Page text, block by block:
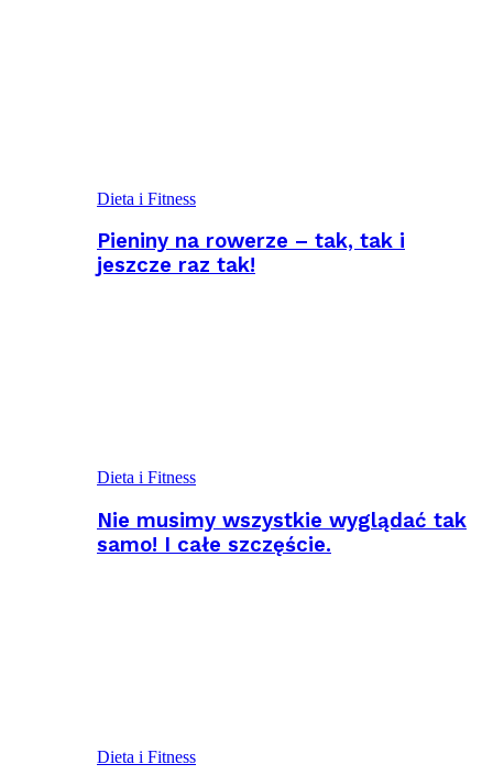
Dieta i Fitness
Pieniny na rowerze – tak, tak i
jeszcze raz tak!
Dieta i Fitness
Nie musimy wszystkie wyglądać tak
samo! I całe szczęście.
Dieta i Fitness